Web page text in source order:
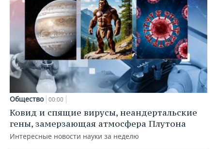
Общество 00:00
Ковид и спящие вирусы, неандертальские
гены, замерзающая атмосфера Плутона
Интересные новости науки за неделю